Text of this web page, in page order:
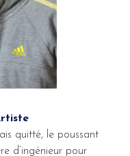
quitté, le poussant
d’ingénieur pour